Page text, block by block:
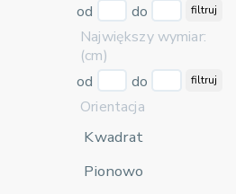
od
do filtruj
Największy wymiar:
(cm)
od
do filtruj
Orientacja
Kwadrat
Pionowo